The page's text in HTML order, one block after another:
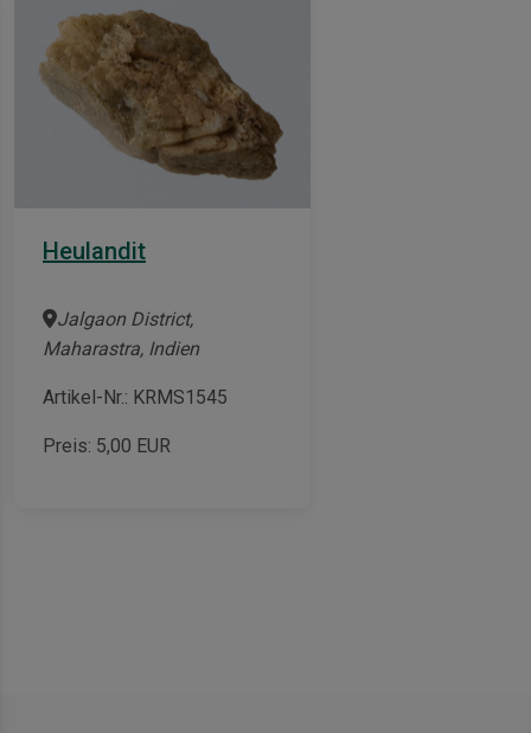
Heulandit
Jalgaon District,
Maharastra, Indien
Artikel-Nr.: KRMS1545
Preis: 5,00 EUR